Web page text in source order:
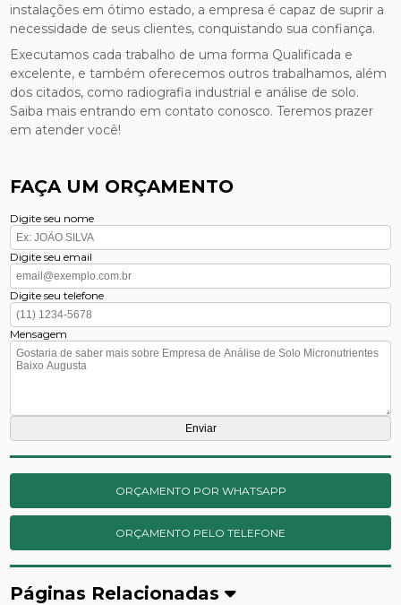
instalações em ótimo estado, a empresa é capaz de suprir a
necessidade de seus clientes, conquistando sua confiança.
Executamos cada trabalho de uma forma Qualificada e
excelente, e também oferecemos outros trabalhamos, além
dos citados, como radiografia industrial e análise de solo.
Saiba mais entrando em contato conosco. Teremos prazer
em atender você!
FAÇA UM ORÇAMENTO
Digite seu nome
Digite seu email
Digite seu telefone
Mensagem
ORÇAMENTO POR WHATSAPP
ORÇAMENTO PELO TELEFONE
Páginas Relacionadas